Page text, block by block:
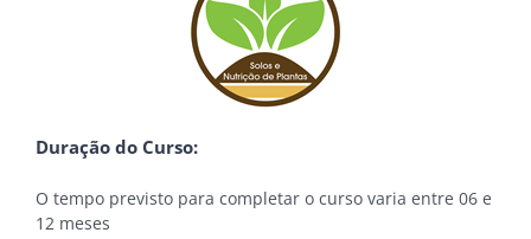
Duração do Curso:
O tempo previsto para completar o curso varia entre 06 e
12 meses